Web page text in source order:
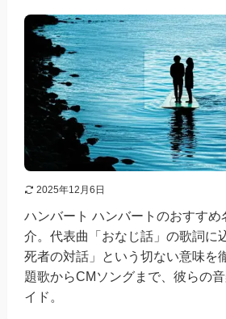
2025年12月6日
ハンバート ハンバートのおすすめ
介。代表曲「おなじ話」の歌詞に
死者の対話」という切ない意味を
題歌からCMソングまで、彼らの
イド。